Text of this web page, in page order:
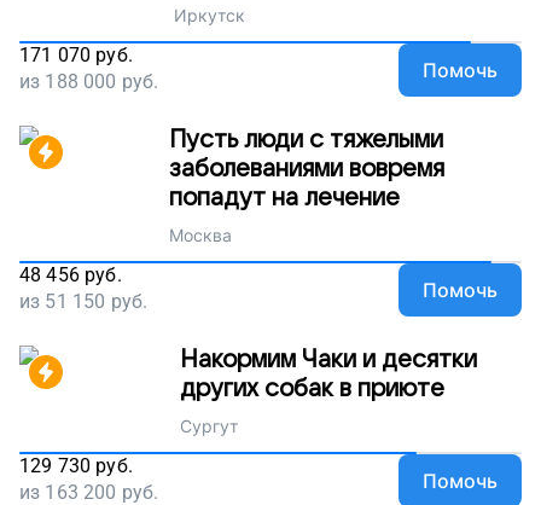
Иркутск
171 070 руб.
из 188 000 руб. Помочь
Пусть люди с тяжелыми
заболеваниями вовремя
попадут на лечение
Москва
48 456 руб.
из 51 150 руб. Помочь
Накормим Чаки и десятки
других собак в приюте
Сургут
129 730 руб.
из 163 200 руб. Помочь